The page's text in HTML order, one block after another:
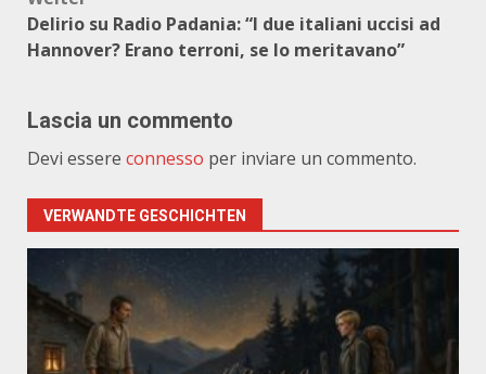
Delirio su Radio Padania: “I due italiani uccisi ad
Hannover? Erano terroni, se lo meritavano”
Lascia un commento
Devi essere connesso per inviare un commento.
VERWANDTE GESCHICHTEN